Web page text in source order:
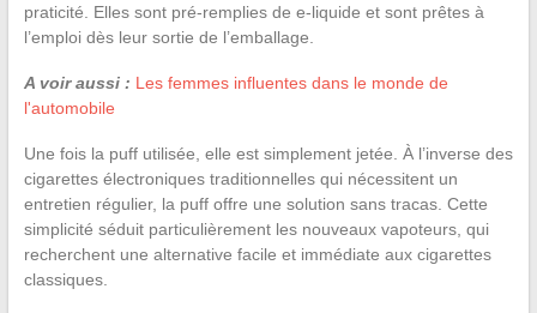
praticité. Elles sont pré-remplies de e-liquide et sont prêtes à
l’emploi dès leur sortie de l’emballage.
A voir aussi : Les femmes influentes dans le monde de
l'automobile
Une fois la puff utilisée, elle est simplement jetée. À l’inverse des
cigarettes électroniques traditionnelles qui nécessitent un
entretien régulier, la puff offre une solution sans tracas. Cette
simplicité séduit particulièrement les nouveaux vapoteurs, qui
recherchent une alternative facile et immédiate aux cigarettes
classiques.